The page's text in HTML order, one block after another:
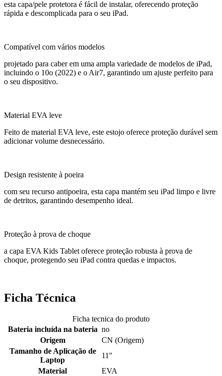
esta capa/pele protetora é fácil de instalar, oferecendo proteção
rápida e descomplicada para o seu iPad.
Compatível com vários modelos
projetado para caber em uma ampla variedade de modelos de iPad,
incluindo o 10o (2022) e o Air7, garantindo um ajuste perfeito para
o seu dispositivo.
Material EVA leve
Feito de material EVA leve, este estojo oferece proteção durável sem
adicionar volume desnecessário.
Design resistente à poeira
com seu recurso antipoeira, esta capa mantém seu iPad limpo e livre
de detritos, garantindo desempenho ideal.
Proteção à prova de choque
a capa EVA Kids Tablet oferece proteção robusta à prova de
choque, protegendo seu iPad contra quedas e impactos.
Ficha Técnica
Ficha tecnica do produto
Bateria incluída na bateria no
Origem
CN (Origem)
Tamanho de Aplicação de
Laptop
11"
Material
EVA